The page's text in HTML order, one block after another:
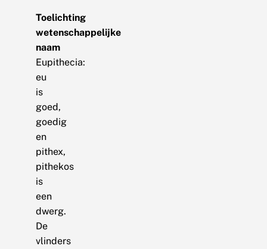
Toelichting
wetenschappelijke
naam
Eupithecia:
eu
is
goed,
goedig
en
pithex,
pithekos
is
een
dwerg.
De
vlinders